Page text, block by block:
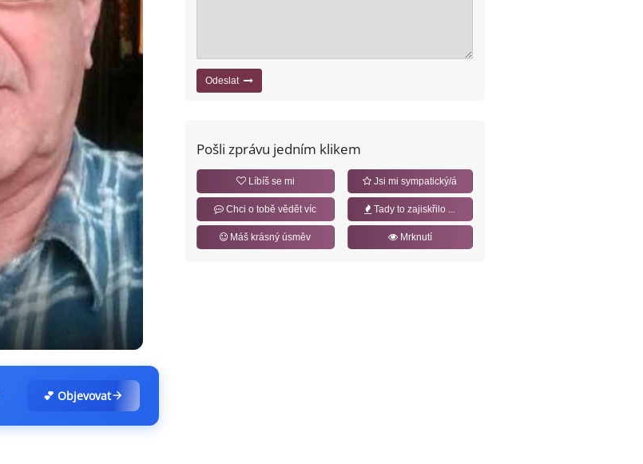
💕 Objevovat
Odeslat
Pošli zprávu jedním klikem
Líbíš se mi Jsi mi sympatický/á
Chci o tobě vědět víc Tady to zajiskřilo ...
Máš krásný úsměv Mrknutí